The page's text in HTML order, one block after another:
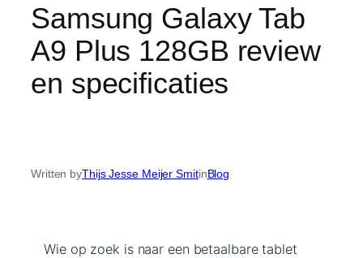
Samsung Galaxy Tab
A9 Plus 128GB review
en specificaties
Written byThijs Jesse Meijer SmitinBlog
Wie op zoek is naar een betaalbare tablet